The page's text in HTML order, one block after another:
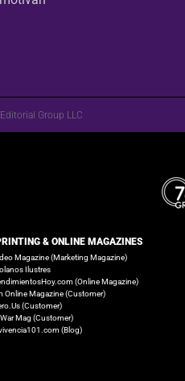
Group LLC
& ONLINE MAGAZINES
Magazine (Marketing Magazine)
Ilustres
(Online Magazine)
Online Magazine (Customer)
(Customer)
Mag (Customer)
(Blog)